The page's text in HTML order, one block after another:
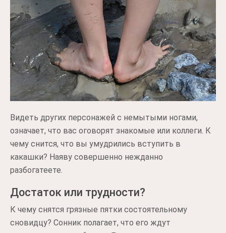
Видеть других персонажей с немытыми ногами,
означает, что вас оговорят знакомые или коллеги. К
чему снится, что вы умудрились вступить в
какашки? Наяву совершенно нежданно
разбогатеете.
Достаток или трудности?
К чему снятся грязные пятки состоятельному
сновидцу? Сонник полагает, что его ждут